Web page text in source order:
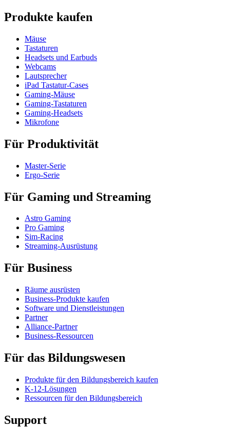
Produkte kaufen
Mäuse
Tastaturen
Headsets und Earbuds
Webcams
Lautsprecher
iPad Tastatur-Cases
Gaming-Mäuse
Gaming-Tastaturen
Gaming-Headsets
Mikrofone
Für Produktivität
Master-Serie
Ergo-Serie
Für Gaming und Streaming
Astro Gaming
Pro Gaming
Sim-Racing
Streaming-Ausrüstung
Für Business
Räume ausrüsten
Business-Produkte kaufen
Software und Dienstleistungen
Partner
Alliance-Partner
Business-Ressourcen
Für das Bildungswesen
Produkte für den Bildungsbereich kaufen
K-12-Lösungen
Ressourcen für den Bildungsbereich
Support